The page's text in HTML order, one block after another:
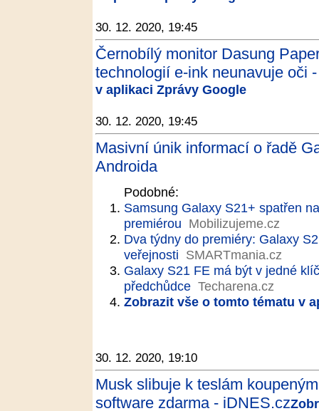
30. 12. 2020, 19:45
Černobílý monitor Dasung
technologií e-ink neunavuje oči
v aplikaci Zprávy Google
30. 12. 2020, 19:45
Masivní únik informací o řadě
Androida
Podobné:
Samsung Galaxy S21+ spatřen
premiérou Mobilizujeme.cz
Dva týdny do premiéry: Galaxy
veřejnosti SMARTmania.cz
Galaxy S21 FE má být v jedné
předchůdce Techarena.cz
Zobrazit vše o tomto tématu v
30. 12. 2020, 19:10
Musk slibuje k teslám
software zdarma - iDNES.cz